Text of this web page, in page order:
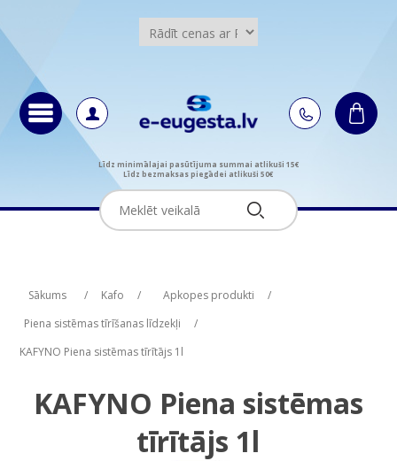
Līdz minimālajai pasūtījuma summai atlikuši 15€
Līdz bezmaksas piegādei atlikuši 50€
Sākums / Kafo / Apkopes produkti
/
Piena sistēmas tīrīšanas līdzekļi
/
KAFYNO Piena sistēmas tīrītājs 1l
KAFYNO Piena sistēmas
tīrītājs 1l